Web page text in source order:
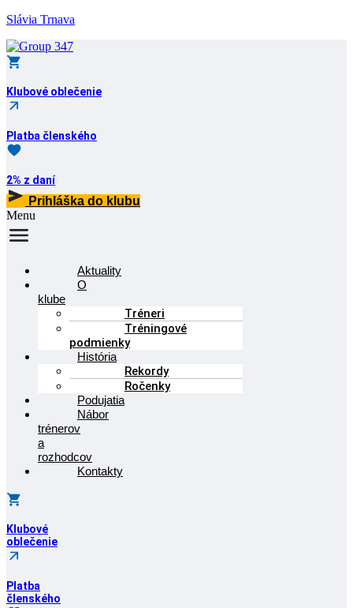
Slávia Trnava
Klubové oblečenie
Platba členského
2% z daní
Prihláška do klubu
Menu
Aktuality
O
klube
Tréneri
Tréningové
podmienky
História
Rekordy
Ročenky
Podujatia
Nábor
trénerov
a
rozhodcov
Kontakty
Klubové
oblečenie
Platba
členského